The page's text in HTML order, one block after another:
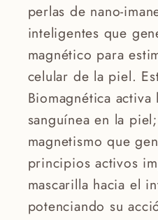
perlas de nano-
inteligentes que
magnético para
celular de la piel.
Biomagnética
sanguínea en la
magnetismo que
principios activos
mascarilla hacia el
potenciando su